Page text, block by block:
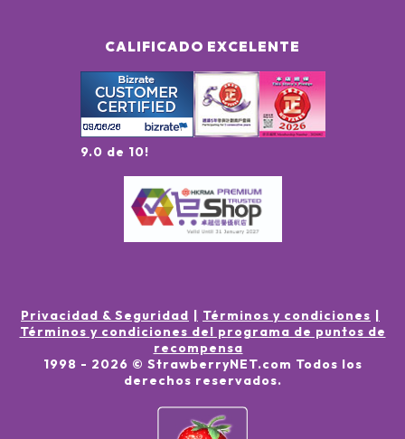
CALIFICADO EXCELENTE
9.0 de 10!
Privacidad & Seguridad
Términos y condiciones
Términos y condiciones del programa de puntos de
recompensa
1998 - 2026 © StrawberryNET.com Todos los
derechos reservados.